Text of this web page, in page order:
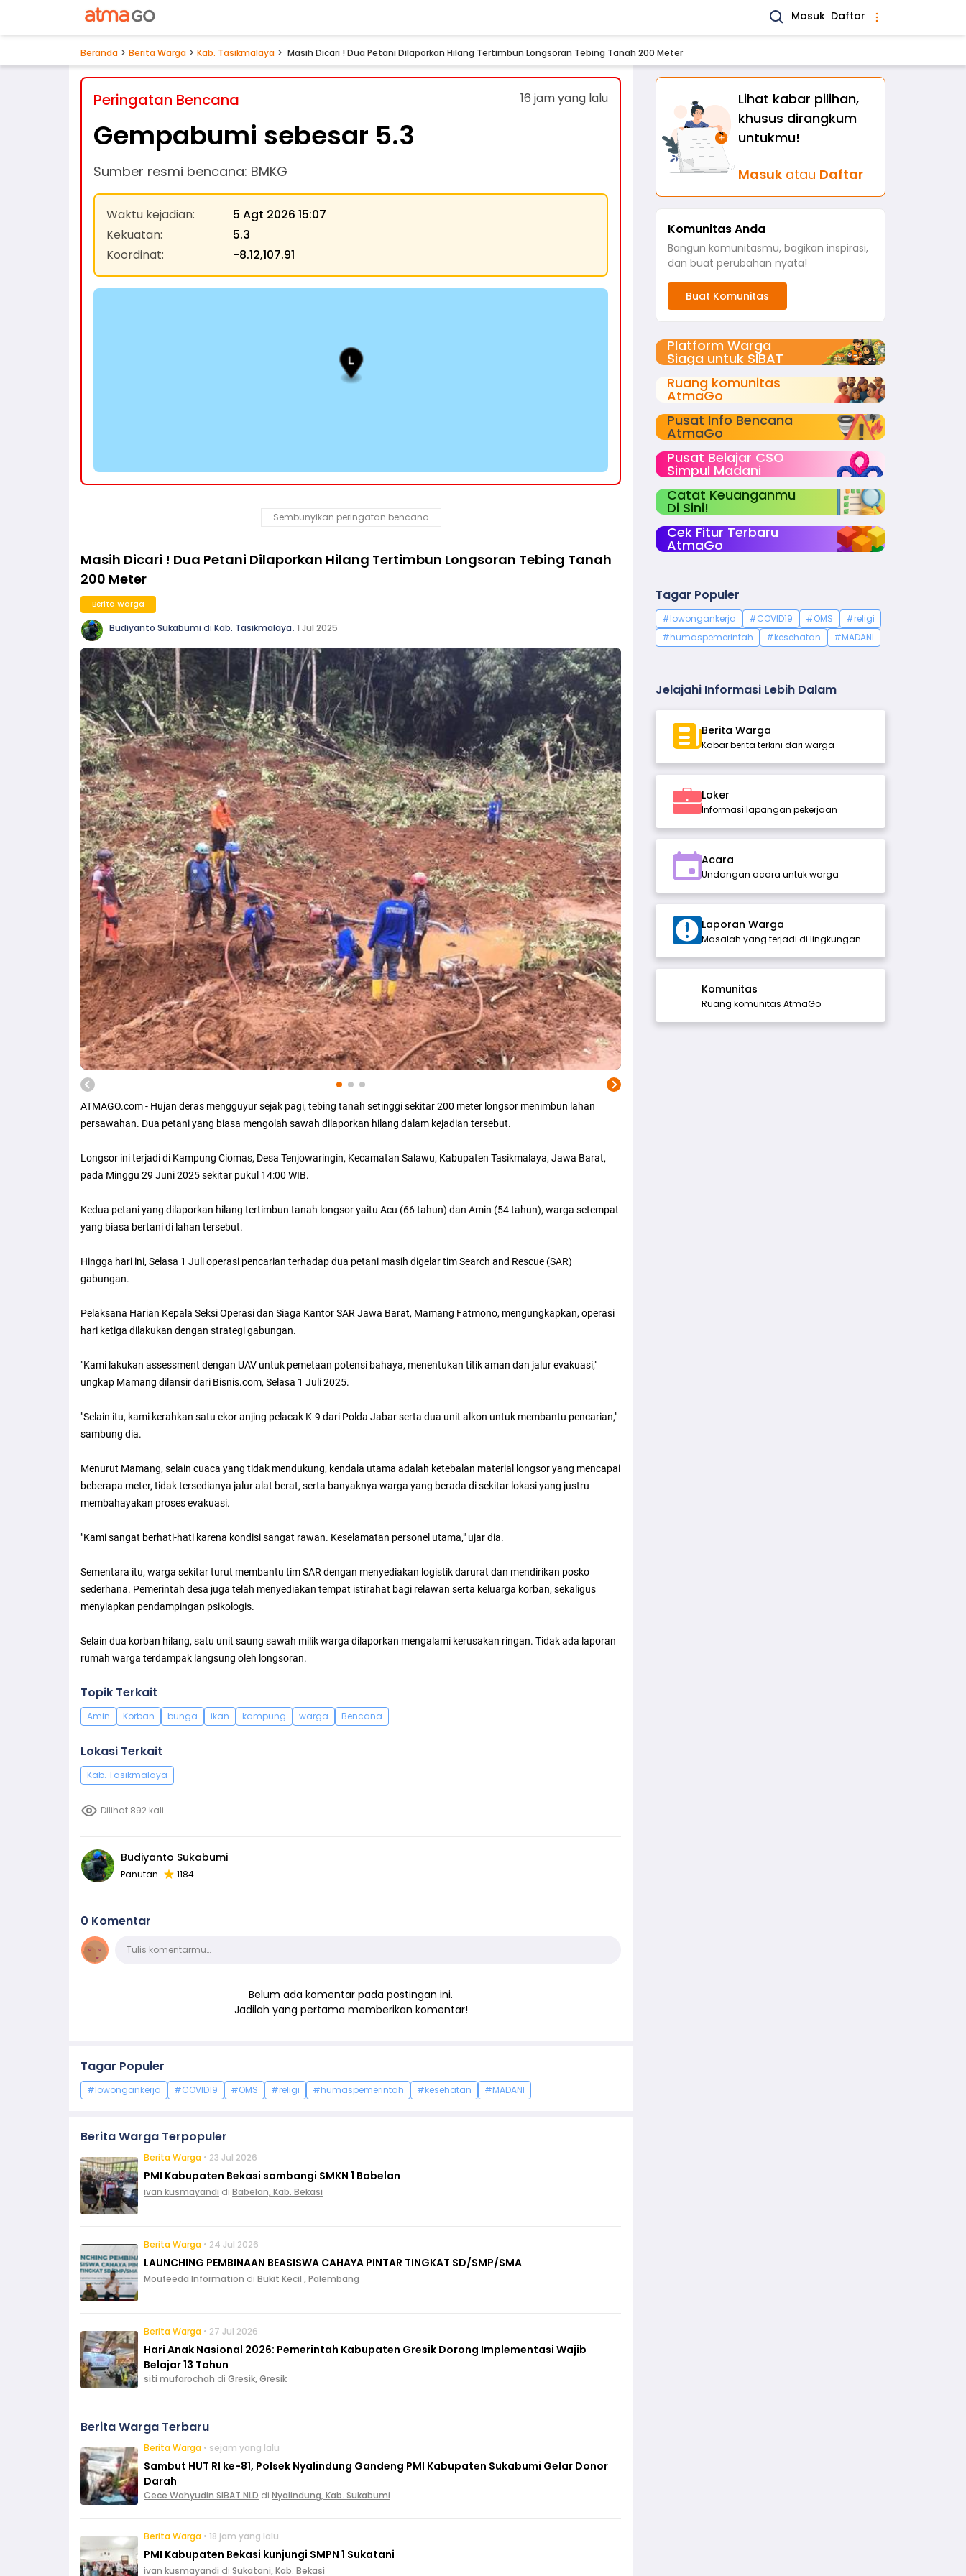
Masuk Daftar
Beranda Berita Warga Kab. Tasikmalaya Masih Dicari ! Dua Petani Dilaporkan Hilang Tertimbun Longsoran Tebing Tanah 200 Meter
Peringatan Bencana 16 jam yang lalu
Gempabumi sebesar 5.3
Sumber resmi bencana: BMKG
Waktu kejadian:
5 Agt 2026 15:07
Kekuatan:
5.3
Koordinat: -8.12,107.91
Sembunyikan peringatan bencana
Masih Dicari ! Dua Petani Dilaporkan Hilang Tertimbun Longsoran Tebing Tanah
200 Meter
Berita Warga
Budiyanto Sukabumidi Kab. Tasikmalaya. 1 Jul 2025
ATMAGO.com - Hujan deras mengguyur sejak pagi, tebing tanah setinggi sekitar 200 meter longsor menimbun lahan
persawahan. Dua petani yang biasa mengolah sawah dilaporkan hilang dalam kejadian tersebut.
Longsor ini terjadi di Kampung Ciomas, Desa Tenjowaringin, Kecamatan Salawu, Kabupaten Tasikmalaya, Jawa Barat,
pada Minggu 29 Juni 2025 sekitar pukul 14:00 WIB.
Kedua petani yang dilaporkan hilang tertimbun tanah longsor yaitu Acu (66 tahun) dan Amin (54 tahun), warga setempat
yang biasa bertani di lahan tersebut.
Hingga hari ini, Selasa 1 Juli operasi pencarian terhadap dua petani masih digelar tim Search and Rescue (SAR)
gabungan.
Pelaksana Harian Kepala Seksi Operasi dan Siaga Kantor SAR Jawa Barat, Mamang Fatmono, mengungkapkan, operasi
hari ketiga dilakukan dengan strategi gabungan.
"Kami lakukan assessment dengan UAV untuk pemetaan potensi bahaya, menentukan titik aman dan jalur evakuasi,"
ungkap Mamang dilansir dari Bisnis.com, Selasa 1 Juli 2025.
"Selain itu, kami kerahkan satu ekor anjing pelacak K-9 dari Polda Jabar serta dua unit alkon untuk membantu pencarian,"
sambung dia.
Menurut Mamang, selain cuaca yang tidak mendukung, kendala utama adalah ketebalan material longsor yang mencapai
beberapa meter, tidak tersedianya jalur alat berat, serta banyaknya warga yang berada di sekitar lokasi yang justru
membahayakan proses evakuasi.
"Kami sangat berhati-hati karena kondisi sangat rawan. Keselamatan personel utama," ujar dia.
Sementara itu, warga sekitar turut membantu tim SAR dengan menyediakan logistik darurat dan mendirikan posko
sederhana. Pemerintah desa juga telah menyediakan tempat istirahat bagi relawan serta keluarga korban, sekaligus
menyiapkan pendampingan psikologis.
Selain dua korban hilang, satu unit saung sawah milik warga dilaporkan mengalami kerusakan ringan. Tidak ada laporan
rumah warga terdampak langsung oleh longsoran.
Topik Terkait
Amin Korban bunga ikan kampung warga Bencana
Lokasi Terkait
Kab. Tasikmalaya
Dilihat 892 kali
Budiyanto Sukabumi
Panutan 1184
0 Komentar
KomentarTulis komentarmu…
Belum ada komentar pada postingan ini.
Jadilah yang pertama memberikan komentar!
Tagar Populer
#lowongankerja #COVID19 #OMS #religi #humaspemerintah #kesehatan #MADANI
Berita Warga Terpopuler
Berita Warga • 23 Jul 2026
PMI Kabupaten Bekasi sambangi SMKN 1 Babelan
ivan kusmayandi di Babelan, Kab. Bekasi
Berita Warga • 24 Jul 2026
LAUNCHING PEMBINAAN BEASISWA CAHAYA PINTAR TINGKAT SD/SMP/SMA
Moufeeda Information di Bukit Kecil , Palembang
Berita Warga • 27 Jul 2026
Hari Anak Nasional 2026: Pemerintah Kabupaten Gresik Dorong Implementasi Wajib
Belajar 13 Tahun
siti mufarochah di Gresik, Gresik
Berita Warga Terbaru
Berita Warga • sejam yang lalu
Sambut HUT RI ke-81, Polsek Nyalindung Gandeng PMI Kabupaten Sukabumi Gelar Donor
Darah
Cece Wahyudin SIBAT NLD di Nyalindung, Kab. Sukabumi
Berita Warga • 18 jam yang lalu
PMI Kabupaten Bekasi kunjungi SMPN 1 Sukatani
ivan kusmayandi di Sukatani, Kab. Bekasi
Lihat kabar pilihan,
khusus dirangkum
untukmu!
Masuk atau Daftar
Komunitas Anda
Bangun komunitasmu, bagikan inspirasi,
dan buat perubahan nyata!
Buat Komunitas
Platform Warga
Siaga untuk SIBAT
Ruang komunitas
AtmaGo
Pusat Info Bencana
AtmaGo
Pusat Belajar CSO
Simpul Madani
Catat Keuanganmu
Di Sini!
Cek Fitur Terbaru
AtmaGo
Tagar Populer
#lowongankerja #COVID19 #OMS
#religi
#humaspemerintah
#kesehatan #MADANI
Jelajahi Informasi Lebih Dalam
Berita Warga
Kabar berita terkini dari warga
Loker
Informasi lapangan pekerjaan
Acara
Undangan acara untuk warga
Laporan Warga
Masalah yang terjadi di lingkungan
Komunitas
Ruang komunitas AtmaGo